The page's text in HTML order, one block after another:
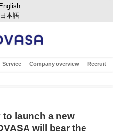
English
日本語
Service Company overview Recruit
to launch a new
will bear the